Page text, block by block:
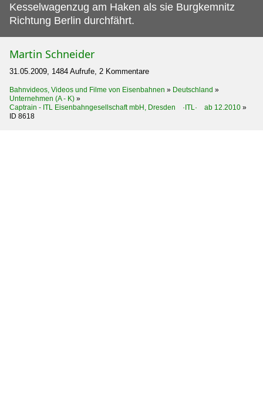
Kesselwagenzug am Haken als sie Burgkemnitz
Richtung Berlin durchfährt.
Martin Schneider
31.05.2009, 1484 Aufrufe, 2 Kommentare
Bahnvideos, Videos und Filme von Eisenbahnen » Deutschland »
Unternehmen (A - K) »
Captrain - ITL Eisenbahngesellschaft mbH, Dresden ·ITL· ab 12.2010 »
ID 8618